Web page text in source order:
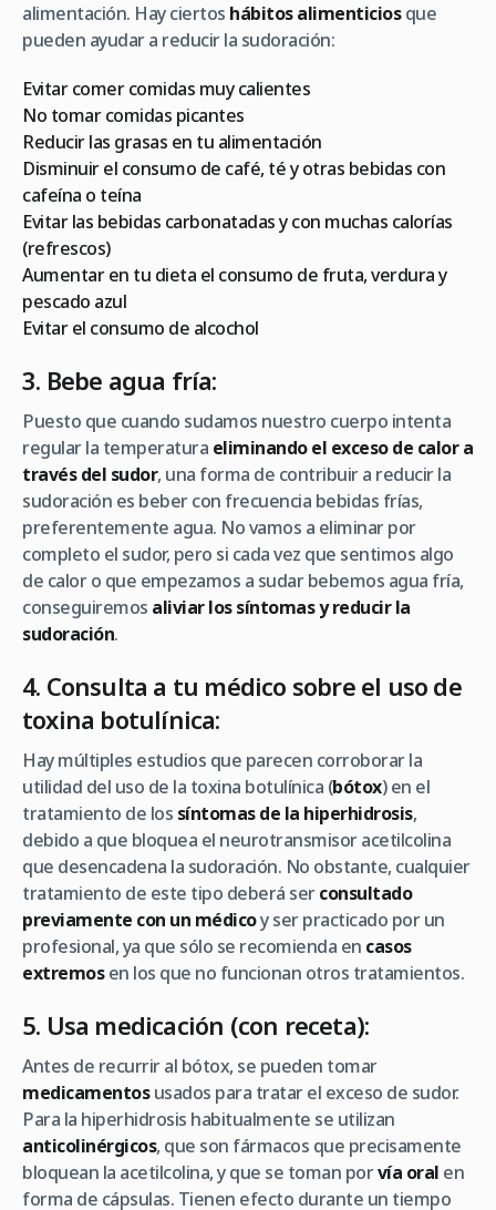
alimentación. Hay ciertos hábitos alimenticiosque
pueden ayudar a reducir la sudoración:
Evitar comer comidas muy calientes
No tomar comidas picantes
Reducir las grasas en tu alimentación
Disminuir el consumo de café, té y otras bebidas con
cafeína o teína
Evitar las bebidas carbonatadas y con muchas calorías
(refrescos)
Aumentar en tu dieta el consumo de fruta, verdura y
pescado azul
Evitar el consumo de alcochol
3. Bebe agua fría:
Puesto que cuando sudamos nuestro cuerpo intenta
regular la temperatura eliminando el exceso de calor a
través del sudor, una forma de contribuir a reducir la
sudoración es beber con frecuencia bebidas frías,
preferentemente agua. No vamos a eliminar por
completo el sudor, pero si cada vez que sentimos algo
de calor o que empezamos a sudar bebemos agua fría,
conseguiremos aliviar los síntomas y reducir la
sudoración.
4. Consulta a tu médico sobre el uso de
toxina botulínica:
Hay múltiples estudios que parecen corroborar la
utilidad del uso de la toxina botulínica (bótox) en el
tratamiento de los síntomas de la hiperhidrosis,
debido a que bloquea el neurotransmisor acetilcolina
que desencadena la sudoración. No obstante, cualquier
tratamiento de este tipo deberá serconsultado
previamente con un médicoy ser practicado por un
profesional, ya que sólo se recomienda en casos
extremosen los que no funcionan otros tratamientos.
5. Usa medicación (con receta):
Antes de recurrir al bótox, se pueden tomar
medicamentosusados para tratar el exceso de sudor.
Para la hiperhidrosis habitualmente se utilizan
anticolinérgicos, que son fármacos que precisamente
bloquean la acetilcolina, y que se toman porvía oral en
forma de cápsulas. Tienen efecto durante un tiempo